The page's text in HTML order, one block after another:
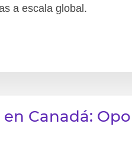
a escala global.
Canadá: